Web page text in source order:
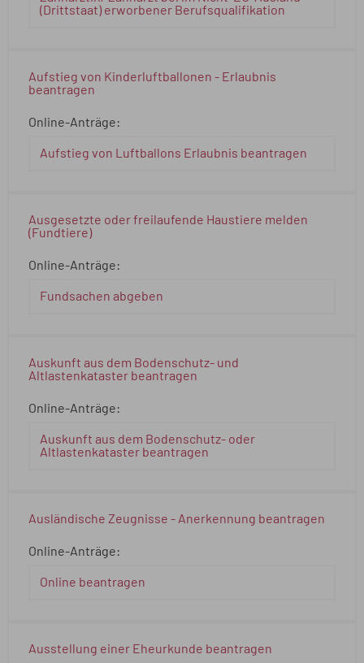
(Drittstaat) erworbener Berufsqualifikation
Aufstieg von Kinderluftballonen - Erlaubnis
beantragen
Online-Anträge:
Aufstieg von Luftballons Erlaubnis beantragen
Ausgesetzte oder freilaufende Haustiere melden
(Fundtiere)
Online-Anträge:
Fundsachen abgeben
Auskunft aus dem Bodenschutz- und
Altlastenkataster beantragen
Online-Anträge:
Auskunft aus dem Bodenschutz- oder
Altlastenkataster beantragen
Ausländische Zeugnisse - Anerkennung beantragen
Online-Anträge:
Online beantragen
Ausstellung einer Eheurkunde beantragen